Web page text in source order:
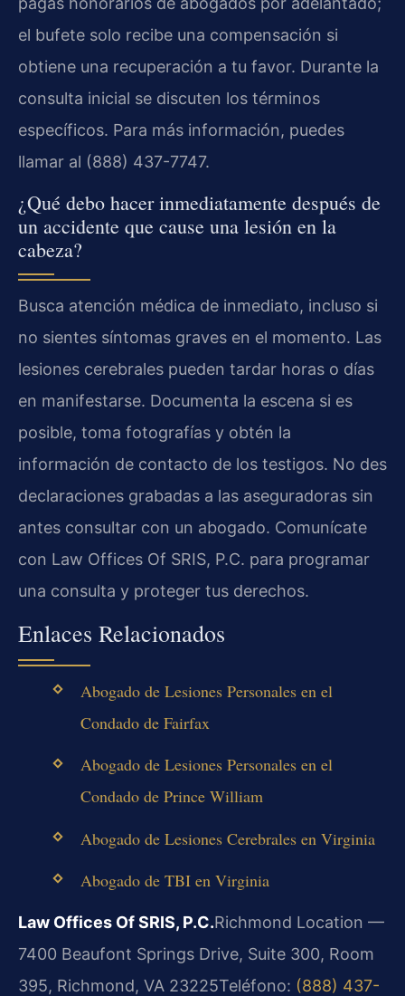
el bufete solo recibe una compensación si
obtiene una recuperación a tu favor. Durante la
consulta inicial se discuten los términos
específicos. Para más información, puedes
llamar al (888) 437-7747.
¿Qué debo hacer inmediatamente después de
un accidente que cause una lesión en la
cabeza?
Busca atención médica de inmediato, incluso si
no sientes síntomas graves en el momento. Las
lesiones cerebrales pueden tardar horas o días
en manifestarse. Documenta la escena si es
posible, toma fotografías y obtén la
información de contacto de los testigos. No des
declaraciones grabadas a las aseguradoras sin
antes consultar con un abogado. Comunícate
con Law Offices Of SRIS, P.C. para programar
una consulta y proteger tus derechos.
Enlaces Relacionados
Abogado de Lesiones Personales en el
Condado de Fairfax
Abogado de Lesiones Personales en el
Condado de Prince William
Abogado de Lesiones Cerebrales en Virginia
Abogado de TBI en Virginia
Law Offices Of SRIS, P.C.Richmond Location —
7400 Beaufont Springs Drive, Suite 300, Room
395, Richmond, VA 23225Teléfono: (888) 437-